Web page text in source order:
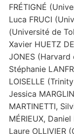
FRÉTIGNÉ
Luca FRUCI
(Université de
Xavier HUETZ
JONES
Stéphanie
LOISELLE
Jessica
MARTINETTI,
MÉRIEUX,
Laure OLLIVIER